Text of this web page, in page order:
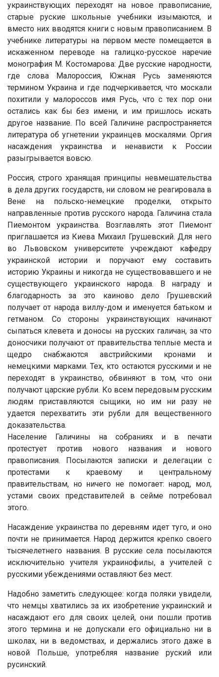
украинствующих переходят на новое правописание,
старые руские школьные учебники изымаются, и
вместо них вводятся книги с новым правописанием. В
учебнике литературы на первом месте помещается в
искаженном переводе на галицко-русское наречие
монография М. Костомарова: Две русские народности,
где слова Малороссия, Южная Русь заменяются
термином Украина и где подчеркивается, что москали
похитили у малороссов имя Русь, что с тех пор они
остались как бы без имени, и им пришлось искать
другое название. По всей Галичине распространяется
литература об угнетении украинцев москалями. Оргия
насаждения украинства и ненависти к России
разыгрывается вовсю.
Россия, строго хранящая принципы невмешательства
в дела других государств, ни словом не реагировала в
Вене на польско-немецкие проделки, открыто
направленные против русского народа. Галичина стала
Пиемонтом украинства. Возглавлять этот Пиемонт
приглашается из Киева Михаил Грушевский. Для него
во Львовском университете учреждают кафедру
украинской истории и поручают ему составить
историю Украины и никогда не существовавшего и не
существующего украинского народа. В награду и
благодарность за это каиново дело Грушевский
получает от народа виллу-дом и именуется батьком и
гетманом. Со стороны украинствующих начинают
сыпаться клевета и доносы на русских галичан, за что
доносчики получают от правительства теплые места и
щедро снабжаются австрийскими кронами и
немецкими марками. Тех, кто остаются русскими и не
переходят в украинство, обвиняют в том, что они
получают царские рубли. Ко всем передовым русским
людям приставляются сыщики, но им ни разу не
удается перехватить эти рубли для вещественного
доказательства.
Население Галичины на собраниях и в печати
протестует против нового названия и нового
правописания. Посылаются записки и делегации с
протестами к краевому и центральному
правительствам, но ничего не помогает: народ, мол,
устами своих представителей в сейме потребовал
этого.
Насаждение украинства по деревням идет туго, и оно
почти не принимается. Народ держится крепко своего
тысячелетнего названия. В русские села посылаются
исключительно учителя украинофилы, а учителей с
русскими убеждениями оставляют без мест.
Надобно заметить следующее: когда поляки увидели,
что немцы хватились за их изобретение украинский и
насаждают его для своих целей, они пошли против
этого термина и не допускали его официально ни в
школах, ни в ведомствах, и держались этого даже в
новой Польше, употребляя название руский или
русинский.